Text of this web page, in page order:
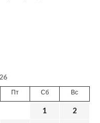
Пт Сб Вс
1
2